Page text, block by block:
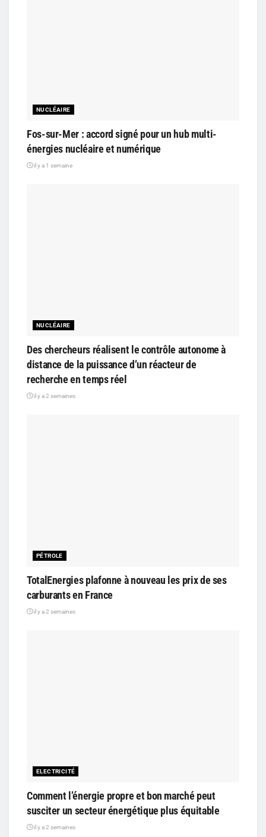
NUCLÉAIRE
Fos-sur-Mer : accord signé pour un hub multi-
énergies nucléaire et numérique
il y a 1 semaine
NUCLÉAIRE
Des chercheurs réalisent le contrôle autonome à
distance de la puissance d’un réacteur de
recherche en temps réel
il y a 2 semaines
PÉTROLE
TotalEnergies plafonne à nouveau les prix de ses
carburants en France
il y a 2 semaines
ELECTRICITÉ
Comment l’énergie propre et bon marché peut
susciter un secteur énergétique plus équitable
il y a 2 semaines